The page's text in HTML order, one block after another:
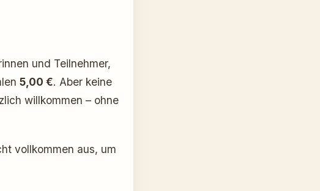
und Teilnehmer,
5,00 €. Aber keine
willkommen – ohne
vollkommen aus, um